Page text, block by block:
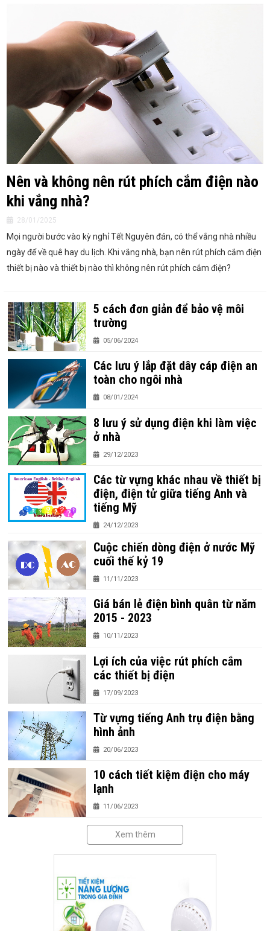
Nên và không nên rút phích cắm điện nào
khi vắng nhà?
28/01/2025
Mọi người bước vào kỳ nghỉ Tết Nguyên đán, có thể vắng nhà nhiều
ngày để về quê hay du lịch. Khi vắng nhà, bạn nên rút phích cắm điện
thiết bị nào và thiết bị nào thì không nên rút phích cắm điện?
5 cách đơn giản để bảo vệ môi
trường
05/06/2024
Các lưu ý lắp đặt dây cáp điện an
toàn cho ngôi nhà
08/01/2024
8 lưu ý sử dụng điện khi làm việc
ở nhà
29/12/2023
Các từ vựng khác nhau về thiết bị
điện, điện tử giữa tiếng Anh và
tiếng Mỹ
24/12/2023
Cuộc chiến dòng điện ở nước Mỹ
cuối thế kỷ 19
11/11/2023
Giá bán lẻ điện bình quân từ năm
2015 - 2023
10/11/2023
Lợi ích của việc rút phích cắm
các thiết bị điện
17/09/2023
Từ vựng tiếng Anh trụ điện bằng
hình ảnh
20/06/2023
10 cách tiết kiệm điện cho máy
lạnh
11/06/2023
Xem thêm